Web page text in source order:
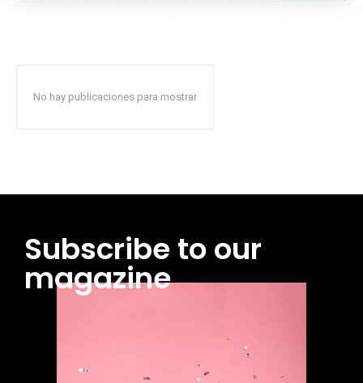
No hay publicaciones para mostrar
Subscribe to our
magazine